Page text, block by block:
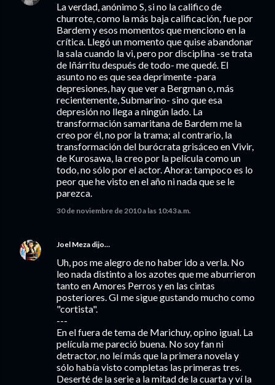
La verdad, anónimo S, si no la califico de
churrote, como la más baja calificación, fue por
Bardem y esos momentos que menciono en la
crítica. Llegó un momento que quise abandonar
la sala cuando la vi, pero por disciplina -se trata
de Iñárritu después de todo- me quedé. El
asunto no es que sea deprimente -para
depresiones, hay que ver a Bergman o, más
recientemente, Submarino- sino que esa
depresión no llega a ningún lado. La
transformación samaritana de Bardem me la
creo por él, no por la trama; al contrario, la
transformación del burócrata grisáceo en Vivir,
de Kurosawa, la creo por la película como un
todo, no sólo por el actor. Ahora: tampoco es lo
peor que he visto en el año ni nada que se le
parezca.
30 de noviembre de 2010 a las 10:43 a.m.
Joel Meza dijo…
Uh, pos me alegro de no haber ido a verla. No
leo nada distinto a los azotes que me aburrieron
tanto en Amores Perros y en las cintas
posteriores. GI me sigue gustando mucho como
"cortista".
---
En el fuera de tema de Marichuy, opino igual. La
película me pareció buena. No soy fan ni
detractor, no leí más que la primera novela y
sólo había visto completas las primeras tres.
Deserté de la serie a la mitad de la cuarta y ví la